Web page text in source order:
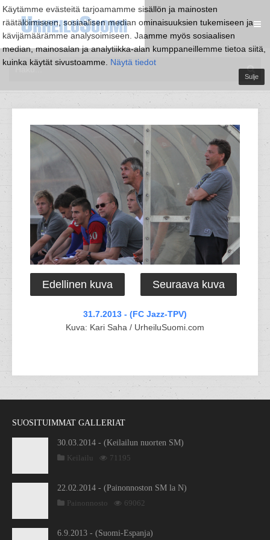
Käytämme evästeitä tarjoamamme sisällön ja mainosten
räätälöimiseen, sosiaalisen median ominaisuuksien tukemiseen ja
kävijämäärämme analysoimiseen. Jaamme myös sosiaalisen
median, mainosalan ja analytiikka-alan kumppaneillemme tietoa siitä,
kuinka käytät sivustoamme. Näytä tiedot
Sulje
Edellinen kuva Seuraava kuva
31.7.2013 - (FC Jazz-TPV)
Kuva: Kari Saha / UrheiluSuomi.com
SUOSITUIMMAT GALLERIAT
30.03.2014 - (Keilailun nuorten SM)
Keilailu
71195
22.02.2014 - (Painonnoston SM la N)
Painonnosto
69062
6.9.2013 - (Suomi-Espanja)